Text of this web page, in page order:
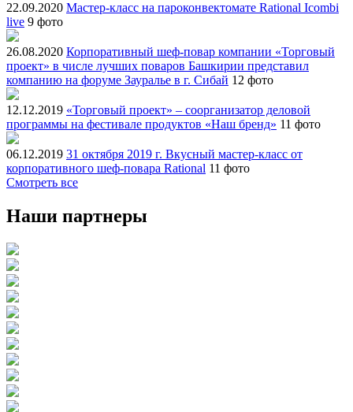
22.09.2020 Мастер-класс на пароконвектомате Rational Icombi
live 9 фото
26.08.2020 Корпоративный шеф-повар компании «Торговый
проект» в числе лучших поваров Башкирии представил
компанию на форуме Зауралье в г. Сибай 12 фото
12.12.2019 «Торговый проект» – соорганизатор деловой
программы на фестивале продуктов «Наш бренд» 11 фото
06.12.2019 31 октября 2019 г. Вкусный мастер-класс от
корпоративного шеф-повара Rational 11 фото
Смотреть все
Наши партнеры